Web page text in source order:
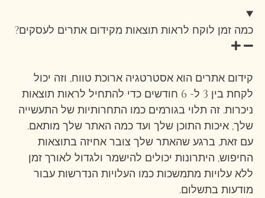
כמה זמן לוקח לראות תוצאות מקידום אתרים לעסקים?
קידום אתרים הוא אסטרטגיה ארוכת טווח, וזה יכול
לקחת בין 3 ל- 6 חודשים כדי להתחיל לראות תוצאות
ניכרות. זה תלוי בגורמים כמו התחרותיות של התעשייה
שלך, איכות התוכן שלך ועד כמה האתר שלך מותאם.
עם זאת, ברגע שהאתר שלך צובר אחיזה בתוצאות
החיפוש, היתרונות יכולים להישמר ולגדול לאורך זמן
ללא עלויות מתמשכות כמו העלויות הנדרשות עבור
מודעות בתשלום.